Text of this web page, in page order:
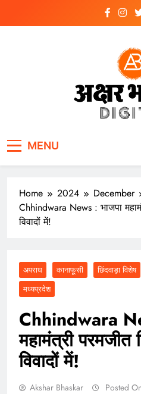
MENU
Home 2024 December
Chhindwara News : भाजपा
विवादों में!
अपराध कानाफूसी छिंदवाड़ा विशेष
मध्यप्रदेश
Chhindwara
महामंत्री परमजीत
विवादों में!
Akshar Bhaskar
Posted